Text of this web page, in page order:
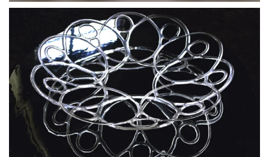
BLÄDDRA I GALLERI